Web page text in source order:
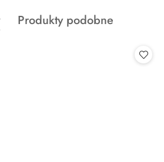
Produkty
Produkty podobne